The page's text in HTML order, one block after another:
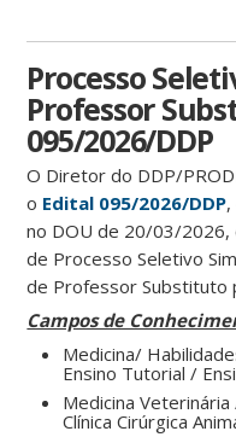
Processo
Professor
095/2026/DDP
O Diretor do DDP/
o Edital 095/2026/DDP
no DOU de 20/03/2026,
de Processo Seletivo
de Professor Substituto
Campos de
Medicina/
Ensino Tutorial /
Medicina Veterinária
Clínica Cirúrgica